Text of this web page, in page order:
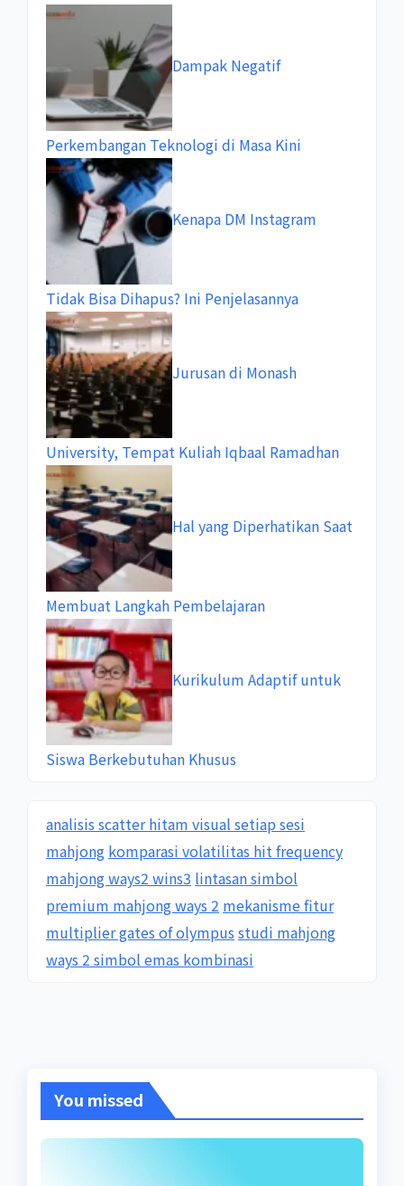
Dampak Negatif
Perkembangan Teknologi di Masa Kini
Kenapa DM Instagram
Tidak Bisa Dihapus? Ini Penjelasannya
Jurusan di Monash
University, Tempat Kuliah Iqbaal Ramadhan
Hal yang Diperhatikan Saat
Membuat Langkah Pembelajaran
Kurikulum Adaptif untuk
Siswa Berkebutuhan Khusus
analisis scatter hitam visual setiap sesi
mahjong komparasi volatilitas hit frequency
mahjong ways2 wins3 lintasan simbol
premium mahjong ways 2 mekanisme fitur
multiplier gates of olympus studi mahjong
ways 2 simbol emas kombinasi
You missed